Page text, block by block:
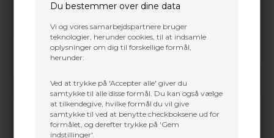
Du bestemmer over dine data
Vi og vores samarbejdspartnere bruger
teknologier, herunder cookies, til at indsamle
oplysninger om dig til forskellige formål,
herunder:
Ved at trykke på 'Accepter alle' giver du
samtykke til alle disse formål. Du kan også vælge
at tilkendegive, hvilke formål du vil give
samtykke til ved at benytte checkboksene ud for
formålet, og derefter trykke på 'Gem
indstillinger'.